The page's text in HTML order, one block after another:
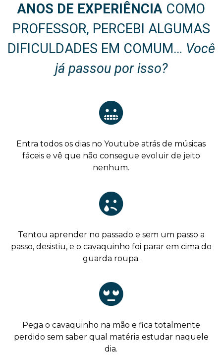
ANOS DE EXPERIÊNCIACOMO
PROFESSOR, PERCEBI ALGUMAS
DIFICULDADES EM COMUM… Você
já passou por isso?
Entra todos os dias no Youtube atrás de músicas
fáceis e vê que não consegue evoluir de jeito
nenhum.
Tentou aprender no passado e sem um passo a
passo, desistiu, e o cavaquinho foi parar em cima do
guarda roupa.
Pega o cavaquinho na mão e fica totalmente
perdido sem saber qual matéria estudar naquele
dia.